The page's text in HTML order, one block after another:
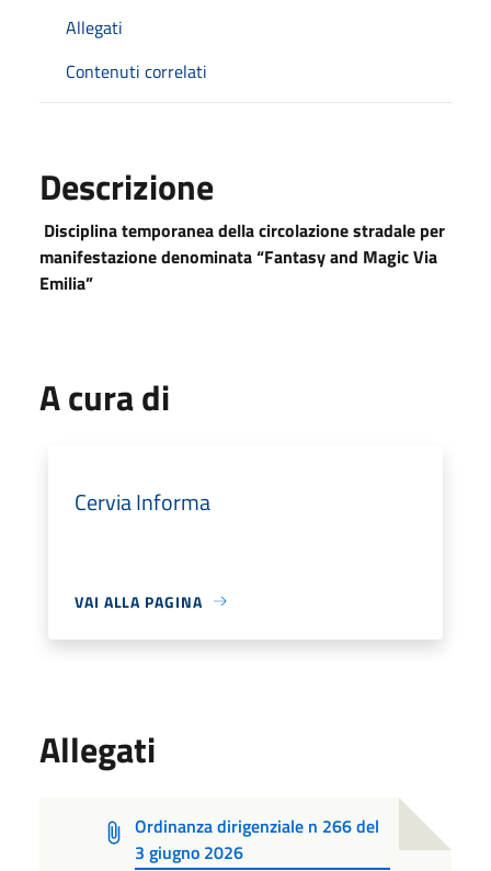
Allegati
Contenuti correlati
Descrizione
Disciplina temporanea della circolazione stradale per
manifestazione denominata“Fantasy and Magic Via
Emilia”
A cura di
Cervia Informa
VAI ALLA PAGINA
Allegati
Ordinanza dirigenziale n 266 del
3 giugno 2026